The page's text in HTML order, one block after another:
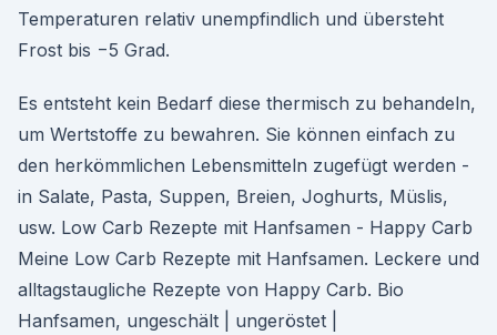
Temperaturen relativ unempfindlich und übersteht
Frost bis −5 Grad.
Es entsteht kein Bedarf diese thermisch zu behandeln,
um Wertstoffe zu bewahren. Sie können einfach zu
den herkömmlichen Lebensmitteln zugefügt werden -
in Salate, Pasta, Suppen, Breien, Joghurts, Müslis,
usw. Low Carb Rezepte mit Hanfsamen - Happy Carb
Meine Low Carb Rezepte mit Hanfsamen. Leckere und
alltagstaugliche Rezepte von Happy Carb. Bio
Hanfsamen, ungeschält | ungeröstet |